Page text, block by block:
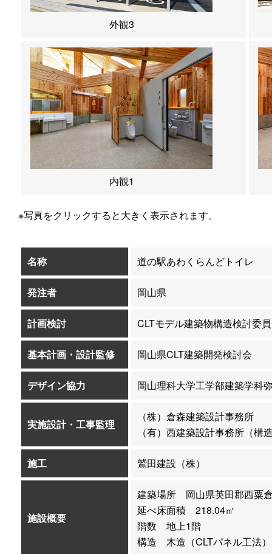
外観3
内観1
※写真をクリックすると大きく表示されます。
名称 道の駅あわくらんどトイレ
発注者 岡山県
計画検討 CLTモデル建築物構造検討委
基本計画・設計監修 岡山県CLT建築開発検討会
デザイン協力 岡山理科大学工学部建築学科
実施設計・工事監理
（株）倉森建築設計事務所
（有）西建築設計事務所（構
施工 鷲田建設（株）
施設概要
建築場所 岡山県英田郡西粟
延べ床面積 218.04㎡
階数 地上1階
構造 木造（CLTパネル工法）